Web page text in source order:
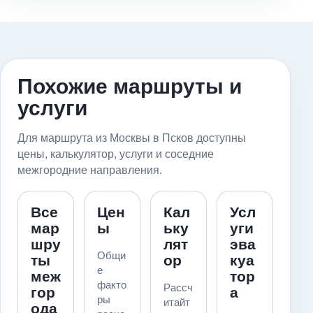
Похожие маршруты и
услуги
Для маршрута из Москвы в Псков доступны
цены, калькулятор, услуги и соседние
межгородние направления.
Все
мар
шру
ты
меж
гор
ода
Цен
ы
Общи
е
факто
ры
Кал
ьку
лят
ор
Рассч
итайт
Усл
уги
эва
куа
тор
а